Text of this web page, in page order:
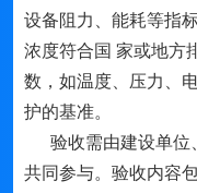
设备阻力、能耗等指
浓度符合国 家或地方
数，如温度、压力、
护的基准。
验收需由建设单位
共同参与。验收内容